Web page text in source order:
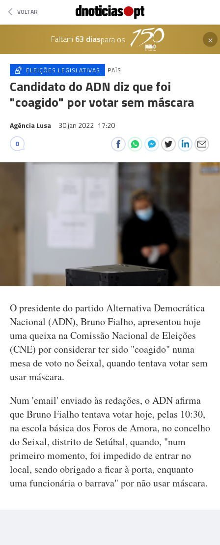
VOLTAR
Faltam 63 diaspara os ×
ELEIÇÕES LEGISLATIVAS PAÍS
Candidato do ADN diz que foi
"coagido" por votar sem máscara
Agência Lusa 30 jan 2022 17:20
0
O presidente do partido Alternativa Democrática
Nacional (ADN), Bruno Fialho, apresentou hoje
uma queixa na Comissão Nacional de Eleições
(CNE) por considerar ter sido "coagido" numa
mesa de voto no Seixal, quando tentava votar sem
usar máscara.
Num 'email' enviado às redações, o ADN afirma
que Bruno Fialho tentava votar hoje, pelas 10:30,
na escola básica dos Foros de Amora, no concelho
do Seixal, distrito de Setúbal, quando, "num
primeiro momento, foi impedido de entrar no
local, sendo obrigado a ficar à porta, enquanto
uma funcionária o barrava" por não usar máscara.